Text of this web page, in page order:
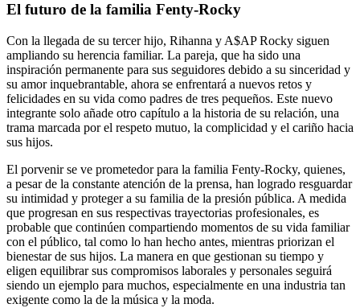
El futuro de la familia Fenty-Rocky
Con la llegada de su tercer hijo, Rihanna y A$AP Rocky siguen
ampliando su herencia familiar. La pareja, que ha sido una
inspiración permanente para sus seguidores debido a su sinceridad y
su amor inquebrantable, ahora se enfrentará a nuevos retos y
felicidades en su vida como padres de tres pequeños. Este nuevo
integrante solo añade otro capítulo a la historia de su relación, una
trama marcada por el respeto mutuo, la complicidad y el cariño hacia
sus hijos.
El porvenir se ve prometedor para la familia Fenty-Rocky, quienes,
a pesar de la constante atención de la prensa, han logrado resguardar
su intimidad y proteger a su familia de la presión pública. A medida
que progresan en sus respectivas trayectorias profesionales, es
probable que continúen compartiendo momentos de su vida familiar
con el público, tal como lo han hecho antes, mientras priorizan el
bienestar de sus hijos. La manera en que gestionan su tiempo y
eligen equilibrar sus compromisos laborales y personales seguirá
siendo un ejemplo para muchos, especialmente en una industria tan
exigente como la de la música y la moda.